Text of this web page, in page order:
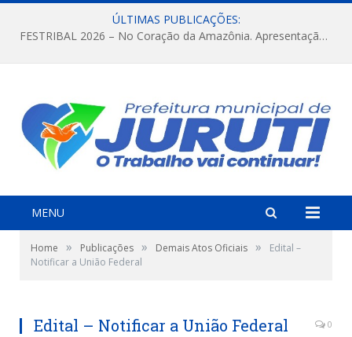
ÚLTIMAS PUBLICAÇÕES:
FESTRIBAL 2026 – No Coração da Amazônia. Apresentação da Munduruku.
MENU
Home » Publicações » Demais Atos Oficiais »
Edital –
Notificar a União Federal
Edital – Notificar a União Federal 0